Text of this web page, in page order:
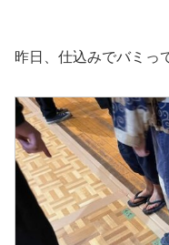
昨日、仕込みでバミっ